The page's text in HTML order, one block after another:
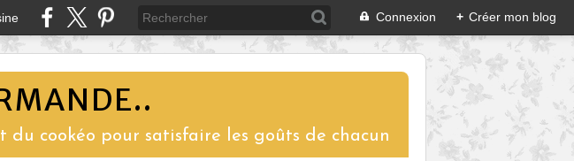
Connexion + Créer mon blog
du cookéo pour satisfaire les goûts de chacun